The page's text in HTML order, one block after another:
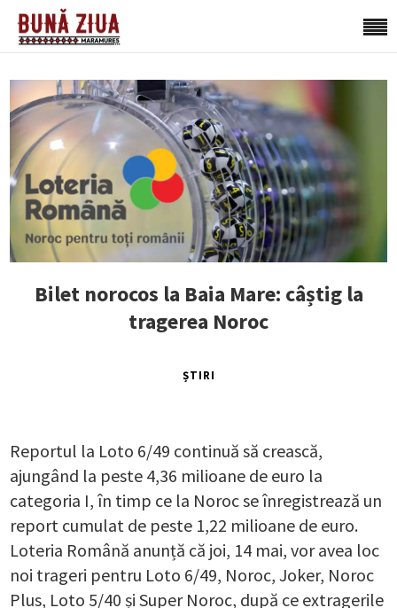
Bilet norocos la Baia Mare: câștig la
tragerea Noroc
ȘTIRI
Reportul la Loto 6/49 continuă să crească,
ajungând la peste 4,36 milioane de euro la
categoria I, în timp ce la Noroc se înregistrează un
report cumulat de peste 1,22 milioane de euro.
Loteria Română anunță că joi, 14 mai, vor avea loc
noi trageri pentru Loto 6/49, Noroc, Joker, Noroc
Plus, Loto 5/40 și Super Noroc, după ce extragerile